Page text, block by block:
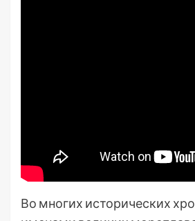
Во многих исторических